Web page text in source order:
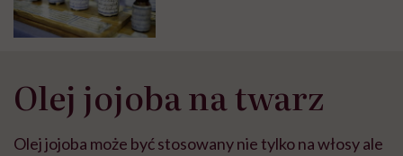
Olej jojoba na twarz
Olej jojoba może być stosowany nie tylko na włosy ale